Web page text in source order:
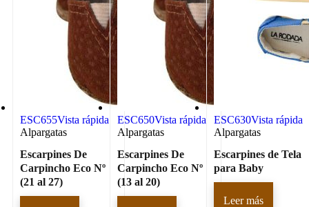
ESC655Vista rápida
Alpargatas
Escarpines De
Carpincho Eco Nº
(21 al 27)
ESC650Vista rápida
Alpargatas
Escarpines De
Carpincho Eco Nº
(13 al 20)
ESC630Vista rápida
Alpargatas
Escarpines de Tela
para Baby
Leer más